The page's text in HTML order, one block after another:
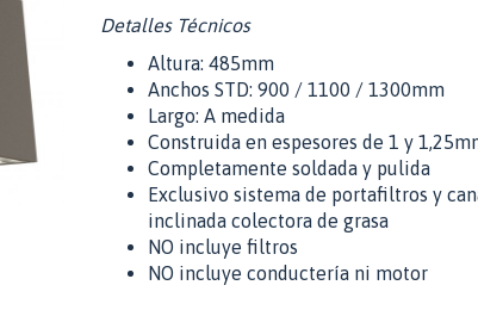
Detalles Técnicos
Altura: 485mm
Anchos STD: 900 / 1100 / 1300mm
Largo: A medida
Construida en espesores de 1 y
Completamente soldada y pulida
Exclusivo sistema de portafiltros y
inclinada colectora de grasa
NO incluye filtros
NO incluye conductería ni motor